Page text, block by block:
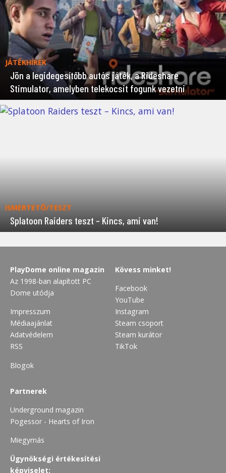
JÁTÉKHÍREK
Jön a legidegesítőbb autós játék, a Rideshare
Stimulator, amelyben telekocsit fogunk vezetni
ISMERTETŐ/TESZT
Splatoon Raiders teszt – Kincs, ami van!
PlayDome online magazin
Az 1998-ban alapított PC
Dome utódja
Impresszum
Médiaajánlat
Adatvédelem
RSS
Blogok
Kövess minket!
Facebook
YouTube
Instagram
Steam csoport
Steam kurátor
TikTok
Partnerek
Underground magazin
Pogessor - Hearts of Iron
Miegymás
Ügynökségi értékesítési
képviselet: